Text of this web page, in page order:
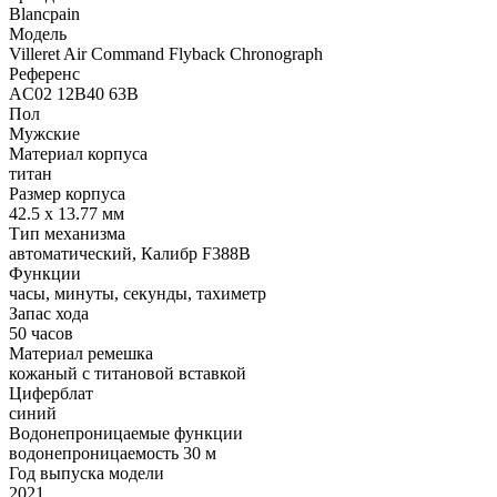
Blancpain
Модель
Villeret Air Command Flyback Chronograph
Референс
AC02 12B40 63B
Пол
Мужские
Материал корпуса
титан
Размер корпуса
42.5 х 13.77 мм
Тип механизма
автоматический, Калибр F388B
Функции
часы, минуты, секунды, тахиметр
Запас хода
50 часов
Материал ремешка
кожаный с титановой вставкой
Циферблат
синий
Водонепроницаемые функции
водонепроницаемость 30 м
Год выпуска модели
2021